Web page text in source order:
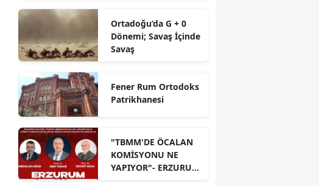
Ortadoğu’da G + 0
Dönemi; Savaş İçinde
Savaş
Fener Rum Ortodoks
Patrikhanesi
"TBMM'DE ÖCALAN
KOMİSYONU NE
YAPIYOR"- ERZURUM